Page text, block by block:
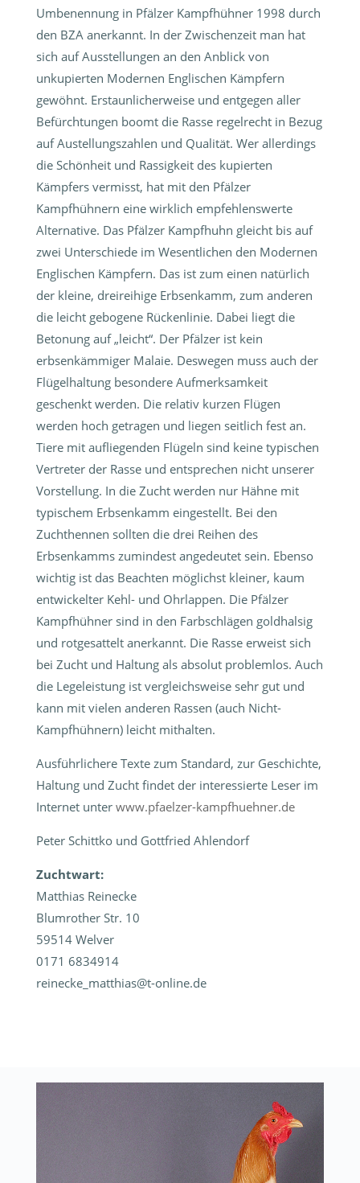
Umbenennung in Pfälzer Kampfhühner 1998 durch
den BZA anerkannt. In der Zwischenzeit man hat
sich auf Ausstellungen an den Anblick von
unkupierten Modernen Englischen Kämpfern
gewöhnt. Erstaunlicherweise und entgegen aller
Befürchtungen boomt die Rasse regelrecht in Bezug
auf Austellungszahlen und Qualität. Wer allerdings
die Schönheit und Rassigkeit des kupierten
Kämpfers vermisst, hat mit den Pfälzer
Kampfhühnern eine wirklich empfehlenswerte
Alternative. Das Pfälzer Kampfhuhn gleicht bis auf
zwei Unterschiede im Wesentlichen den Modernen
Englischen Kämpfern. Das ist zum einen natürlich
der kleine, dreireihige Erbsenkamm, zum anderen
die leicht gebogene Rückenlinie. Dabei liegt die
Betonung auf „leicht“. Der Pfälzer ist kein
erbsenkämmiger Malaie. Deswegen muss auch der
Flügelhaltung besondere Aufmerksamkeit
geschenkt werden. Die relativ kurzen Flügen
werden hoch getragen und liegen seitlich fest an.
Tiere mit aufliegenden Flügeln sind keine typischen
Vertreter der Rasse und entsprechen nicht unserer
Vorstellung. In die Zucht werden nur Hähne mit
typischem Erbsenkamm eingestellt. Bei den
Zuchthennen sollten die drei Reihen des
Erbsenkamms zumindest angedeutet sein. Ebenso
wichtig ist das Beachten möglichst kleiner, kaum
entwickelter Kehl- und Ohrlappen. Die Pfälzer
Kampfhühner sind in den Farbschlägen goldhalsig
und rotgesattelt anerkannt. Die Rasse erweist sich
bei Zucht und Haltung als absolut problemlos. Auch
die Legeleistung ist vergleichsweise sehr gut und
kann mit vielen anderen Rassen (auch Nicht-
Kampfhühnern) leicht mithalten.
Ausführlichere Texte zum Standard, zur Geschichte,
Haltung und Zucht findet der interessierte Leser im
Internet unter www.pfaelzer-kampfhuehner.de
Peter Schittko und Gottfried Ahlendorf
Zuchtwart:
Matthias Reinecke
Blumrother Str. 10
59514 Welver
0171 6834914
reinecke_matthias@t-online.de